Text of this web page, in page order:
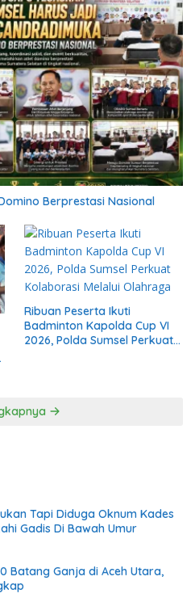
Berprestasi Nasional
Ribuan Peserta Ikuti
Badminton Kapolda Cup VI
2026, Polda Sumsel Perkuat
Tapi Diduga Oknum Kades
Gadis Di Bawah Umur
Batang Ganja di Aceh Utara,